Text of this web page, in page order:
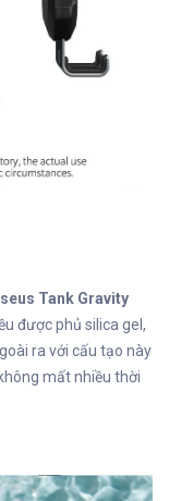
Tank Gravity
được phủ silica gel,
ra với cấu tạo này
mất nhiều thời